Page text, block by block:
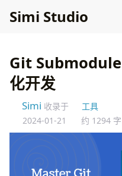
Simi Studio
Git
化开发
Simi 收录于
工具
2024-01-21
约 1294 字